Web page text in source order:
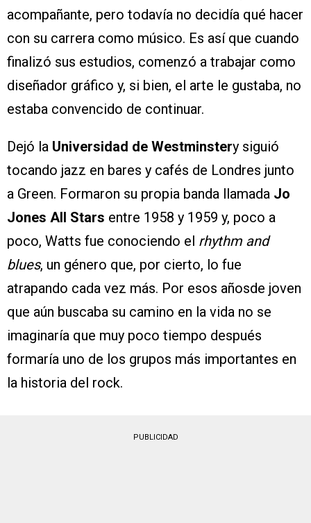
acompañante, pero todavía no decidía qué hacer
con su carrera como músico. Es así que cuando
finalizó sus estudios, comenzó a trabajar como
diseñador gráfico y, si bien, el arte le gustaba, no
estaba convencido de continuar.
Dejó la Universidad de Westminstery siguió
tocando jazz en bares y cafés de Londres junto
a Green. Formaron su propia banda llamada Jo
Jones All Stars entre 1958 y 1959 y, poco a
poco, Watts fue conociendo el rhythm and
blues, un género que, por cierto, lo fue
atrapando cada vez más. Por esos añosde joven
que aún buscaba su camino en la vida no se
imaginaría que muy poco tiempo después
formaría uno de los grupos más importantes en
la historia del rock.
PUBLICIDAD